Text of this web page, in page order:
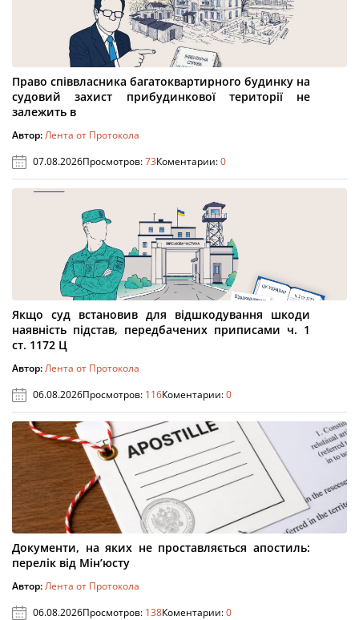
Право співвласника багатоквартирного будинку на
судовий захист прибудинкової території не
залежить в
Автор:Лента от Протокола
07.08.2026Просмотров:73Коментарии:0
Якщо суд встановив для відшкодування шкоди
наявність підстав, передбачених приписами ч. 1
ст. 1172 Ц
Автор:Лента от Протокола
06.08.2026Просмотров: 116Коментарии:0
Документи, на яких не проставляється апостиль:
перелік від Мін’юсту
Автор:Лента от Протокола
06.08.2026Просмотров: 138Коментарии:0